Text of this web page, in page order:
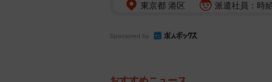
書籍は縦19cm、横13cmで115ペー
による交流人口の増加、ふるさと納
東京都 港区 派遣社員：時
Sponsored by